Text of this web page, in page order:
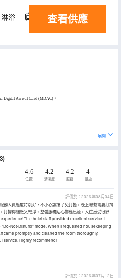
淋浴 電視機 冰箱
查看供應
Digital Arrival Card (MDAC)。
展開
4.6
位置
4.2
清潔度
4.2
服務
4
設施
評價於：2026年08月04日
務人員態度特別好，不小心誤按了免打擾，晚上聯繫需要打掃
打掃得細緻又乾淨。整體服務貼心響應迅速，入住感受很舒
experience! The hotel staff provided excellent service. I
mode. When I requested housekeeping
came promptly and cleaned the room thoroughly.
service. Highly recommend!
評價於：2026年07月12日